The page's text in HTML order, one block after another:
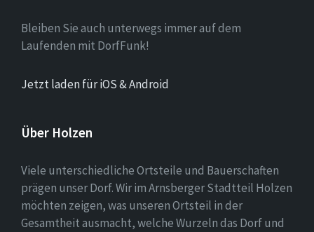
Bleiben Sie auch unterwegs immer auf dem
Laufenden mit DorfFunk!
Jetzt laden für iOS & Android
Über Holzen
Viele unterschiedliche Ortsteile und Bauerschaften
prägen unser Dorf. Wir im Arnsberger Stadtteil Holzen
möchten zeigen, was unseren Ortsteil in der
Gesamtheit ausmacht, welche Wurzeln das Dorf und